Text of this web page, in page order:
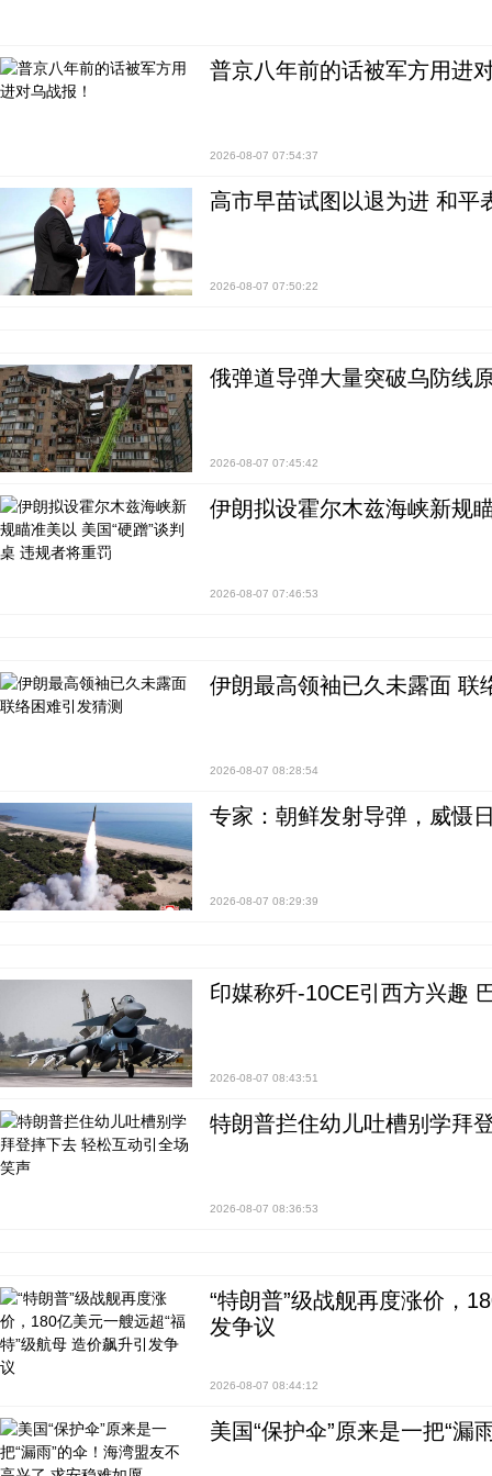
普京八年前的话被军方用进
2026-08-07 07:54:37
高市早苗试图以退为进 和平
2026-08-07 07:50:22
俄弹道导弹大量突破乌防线
2026-08-07 07:45:42
伊朗拟设霍尔木兹海峡新规
2026-08-07 07:46:53
伊朗最高领袖已久未露面 联
2026-08-07 08:28:54
专家：朝鲜发射导弹，威慑
2026-08-07 08:29:39
印媒称歼-10CE引西方兴趣
2026-08-07 08:43:51
特朗普拦住幼儿吐槽别学拜
2026-08-07 08:36:53
“特朗普”级战舰再度涨价，
发争议
2026-08-07 08:44:12
美国“保护伞”原来是一把“